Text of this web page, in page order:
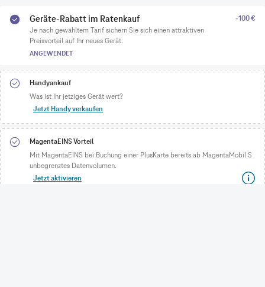
Geräte-Rabatt im Ratenkauf
Je nach gewähltem Tarif sichern Sie sich einen attraktiven
Preisvorteil auf Ihr neues Gerät.
ANGEWENDET
-100 €
Handyankauf
Was ist Ihr jetziges Gerät wert?
Jetzt Handy verkaufen
MagentaEINS Vorteil
Mit MagentaEINS bei Buchung einer PlusKarte bereits ab MagentaMobil S
unbegrenztes Datenvolumen.
Jetzt aktivieren